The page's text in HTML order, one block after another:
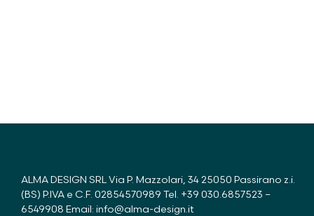
ALMA DESIGN SRL Via P. Mazzolari, 34 25050 Passirano z.i.
(BS) P.IVA e C.F. 02854570989 Tel. +39 030.6857523 –
6549908 Email: info@alma-design.it